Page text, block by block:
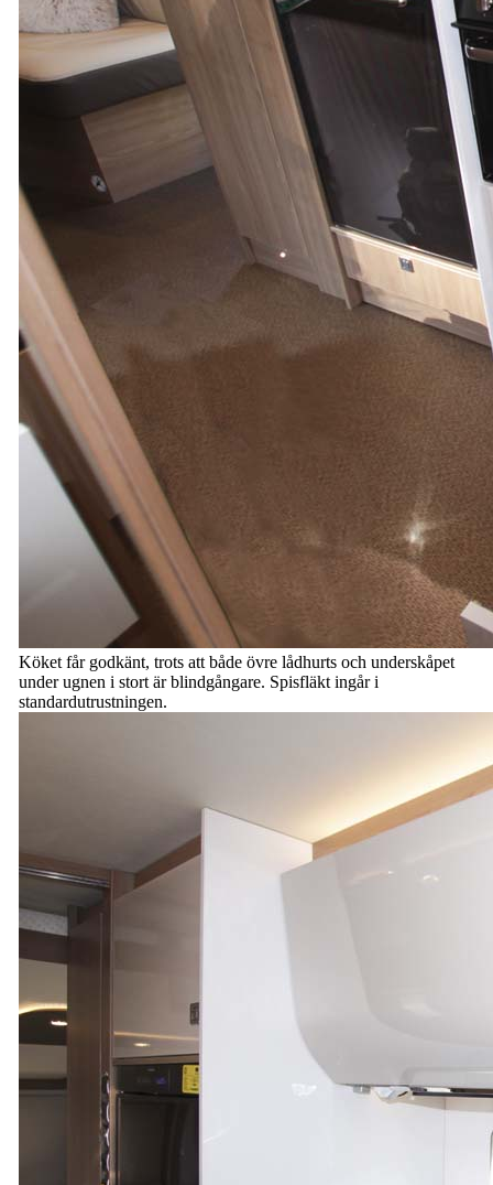
Köket får godkänt, trots att både övre lådhurts och underskåpet
under ugnen i stort är blindgångare. Spisfläkt ingår i
standardutrustningen.